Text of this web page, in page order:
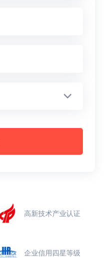
高新技术产业认证
企业信用四星等级